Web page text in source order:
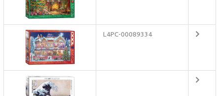
L4PC-00089334